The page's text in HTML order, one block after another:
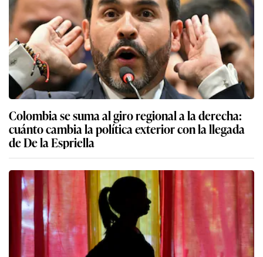
Colombia se suma al giro regional a la derecha:
cuánto cambia la política exterior con la llegada
de De la Espriella